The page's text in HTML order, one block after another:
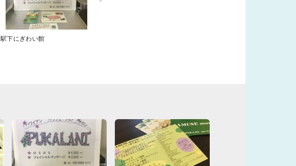
駅下にぎわい館